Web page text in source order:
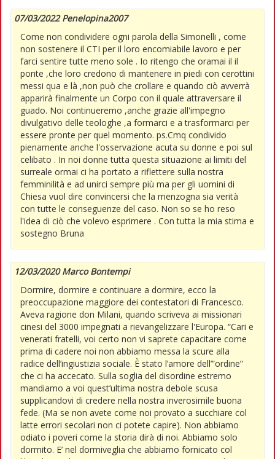
07/03/2022 Penelopina2007
Come non condividere ogni parola della Simonelli , come
non sostenere il CTI per il loro encomiabile lavoro e per
farci sentire tutte meno sole . Io ritengo che oramai il il
ponte ,che loro credono di mantenere in piedi con cerottini
messi qua e là ,non può che crollare e quando ciò avverrà
apparirà finalmente un Corpo con il quale attraversare il
guado. Noi continueremo ,anche grazie all'impegno
divulgativo delle teologhe ,a formarci e a trasformarci per
essere pronte per quel momento. ps.Cmq condivido
pienamente anche l'osservazione acuta su donne e poi sul
celibato . In noi donne tutta questa situazione ai limiti del
surreale ormai ci ha portato a riflettere sulla nostra
femminilità e ad unirci sempre più ma per gli uomini di
Chiesa vuol dire convincersi che la menzogna sia verità
con tutte le conseguenze del caso. Non so se ho reso
l'idea di ciò che volevo esprimere . Con tutta la mia stima e
sostegno Bruna
12/03/2020 Marco Bontempi
Dormire, dormire e continuare a dormire, ecco la
preoccupazione maggiore dei contestatori di Francesco.
Aveva ragione don Milani, quando scriveva ai missionari
cinesi del 3000 impegnati a rievangelizzare l'Europa. “Cari e
venerati fratelli, voi certo non vi saprete capacitare come
prima di cadere noi non abbiamo messa la scure alla
radice dell’ingiustizia sociale. È stato l’amore dell’”ordine”
che ci ha accecato. Sulla soglia del disordine estremo
mandiamo a voi quest’ultima nostra debole scusa
supplicandovi di credere nella nostra inverosimile buona
fede. (Ma se non avete come noi provato a succhiare col
latte errori secolari non ci potete capire). Non abbiamo
odiato i poveri come la storia dirà di noi. Abbiamo solo
dormito. E’ nel dormiveglia che abbiamo fornicato col